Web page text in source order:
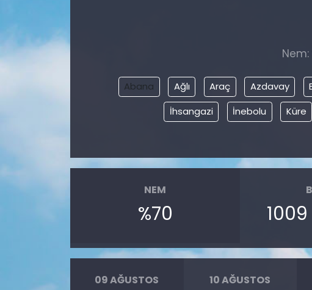
Nem:
Abana Ağlı Araç Azdavay
İhsangazi
İnebolu Küre
NEM
%70 1009
09 AĞUSTOS 10 AĞUSTOS